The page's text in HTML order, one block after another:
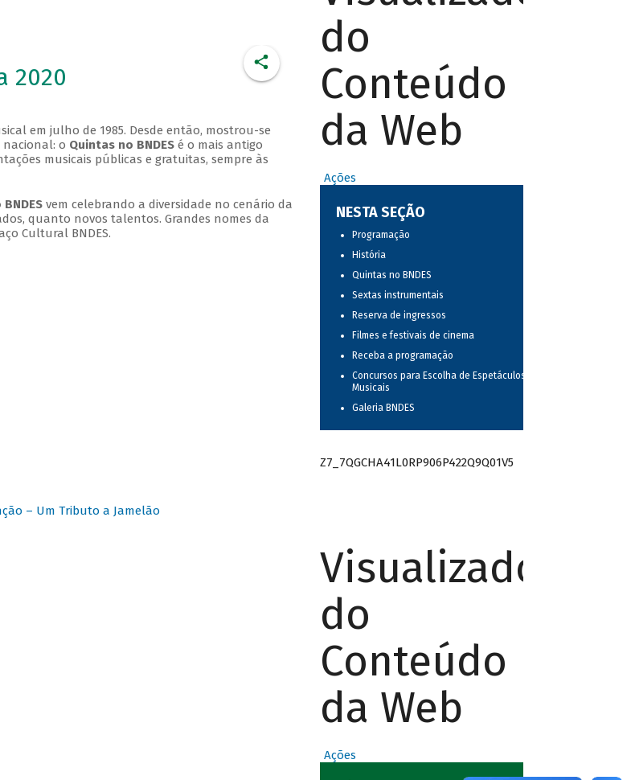
2020
em julho de 1985. Desde então, mostrou-se
o Quintas no BNDESé o mais antigo
musicais públicas e gratuitas, sempre às
vem celebrando a diversidade no cenário da
quanto novos talentos. Grandes nomes da
Cultural BNDES.
– Um Tributo a Jamelão
do
Conteúdo
da Web
Ações
NESTA SEÇÃO
Programação
História
Quintas no BNDES
Sextas instrumentais
Reserva de ingressos
Filmes e festivais de cinema
Receba a programação
Concursos para Escolha de Espetáculos
Musicais
Galeria BNDES
Z7_7QGCHA41L0RP906P422Q9Q01V5
Visualizador
do
Conteúdo
da Web
Ações